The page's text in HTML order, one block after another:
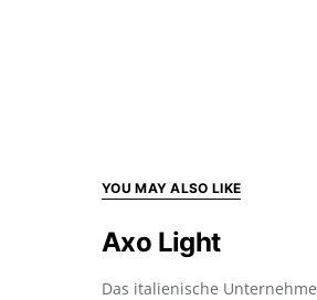
YOU MAY ALSO LIKE
Axo Light
Das italienische